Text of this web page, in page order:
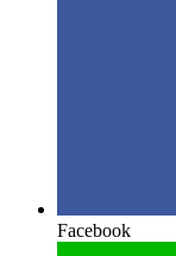
Facebook